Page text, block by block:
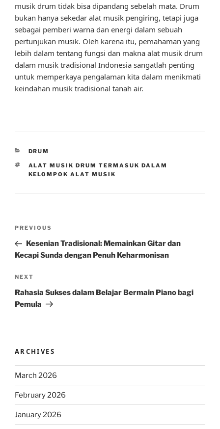
musik drum tidak bisa dipandang sebelah mata. Drum
bukan hanya sekedar alat musik pengiring, tetapi juga
sebagai pemberi warna dan energi dalam sebuah
pertunjukan musik. Oleh karena itu, pemahaman yang
lebih dalam tentang fungsi dan makna alat musik drum
dalam musik tradisional Indonesia sangatlah penting
untuk memperkaya pengalaman kita dalam menikmati
keindahan musik tradisional tanah air.
CATEGORIES
DRUM
TAGS
ALAT MUSIK DRUM TERMASUK DALAM
KELOMPOK ALAT MUSIK
Previous
Post
PREVIOUS
Kesenian Tradisional: Memainkan Gitar dan
Kecapi Sunda dengan Penuh Keharmonisan
Next
Post
NEXT
Rahasia Sukses dalam Belajar Bermain Piano bagi
Pemula
ARCHIVES
March 2026
February 2026
January 2026